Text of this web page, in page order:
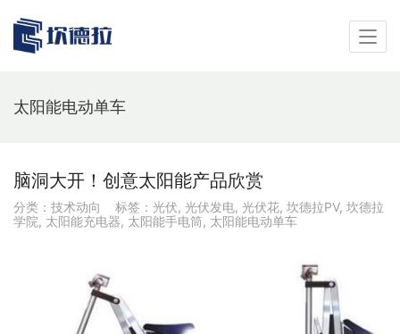
太阳能电动单车
脑洞大开！创意太阳能产品欣赏
分类： 技术动向 标签： 光伏, 光伏发电, 光伏花, 坎德拉PV, 坎德拉
学院, 太阳能充电器, 太阳能手电筒, 太阳能电动单车